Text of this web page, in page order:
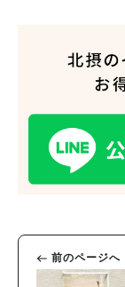
前のページへ
#今週どこいく？#自
#教えたい／教えて投